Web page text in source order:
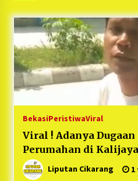
5 bulan ago
PNM Hadir
Aura Farming
Nasabah PNM
1 tahun ago
Duh Kacau
Fasilitas yang
Sebelum
1 tahun ago
Kartini
Bukit Berlian
1 tahun ago
BekasiPeristiwaViral
Viral ! Adanya
Perumahan di
Liputan Cikarang 1